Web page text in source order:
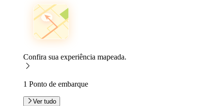
Confira sua experiência mapeada.
1 Ponto de embarque
Ver tudo